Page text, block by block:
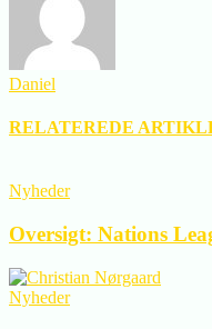
Daniel
RELATEREDE
Nyheder
Oversigt: Nations
Nyheder